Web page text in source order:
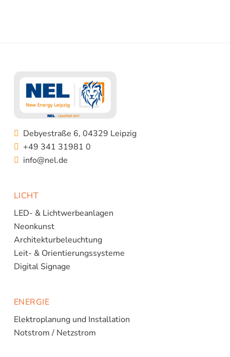
Debyestraße 6, 04329 Leipzig
+49 341 31981 0
info@nel.de
LICHT
LED- & Lichtwerbeanlagen
Neonkunst
Architekturbeleuchtung
Leit- & Orientierungssysteme
Digital Signage
ENERGIE
Elektroplanung und Installation
Notstrom / Netzstrom